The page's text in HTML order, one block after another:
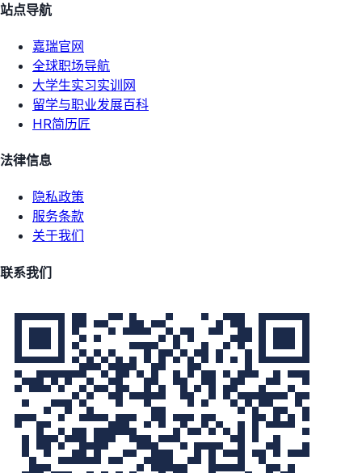
站点导航
嘉瑞官网
全球职场导航
大学生实习实训网
留学与职业发展百科
HR简历匠
法律信息
隐私政策
服务条款
关于我们
联系我们